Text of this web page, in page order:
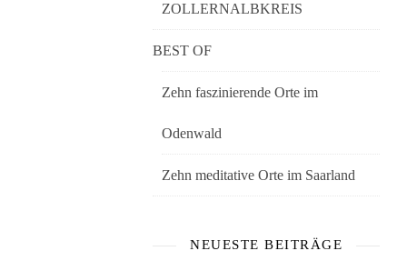
ZOLLERNALBKREIS
BEST OF
Zehn faszinierende Orte im
Odenwald
Zehn meditative Orte im Saarland
NEUESTE BEITRÄGE